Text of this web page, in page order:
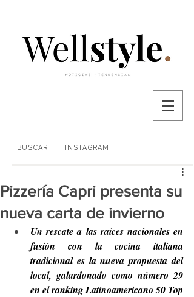
BUSCAR INSTAGRAM
Pizzería Capri presenta su
nueva carta de invierno
Un rescate a las raíces nacionales en
fusión con la cocina italiana
tradicional es la nueva propuesta del
local, galardonado como número 29
en el ranking Latinoamericano 50 Top